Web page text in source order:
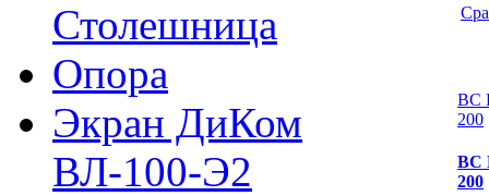
Столешница
Опора
Экран ДиКом
ВЛ-100-Э2
ВС
200
ВС
200